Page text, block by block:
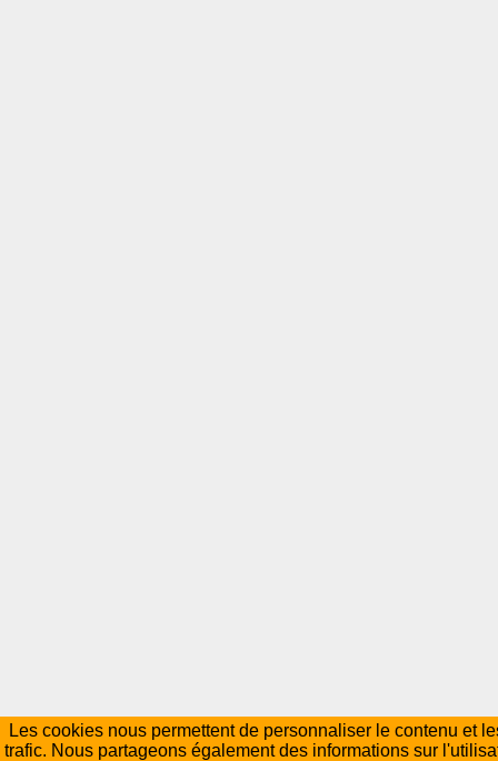
Les cookies nous permettent de personnaliser le contenu et
trafic. Nous partageons également des informations sur